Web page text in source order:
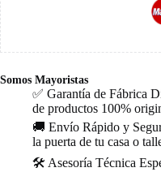
Somos Mayoristas
✅ Garantía de Fábrica
de productos 100%
🚚 Envío Rápido y
la puerta de tu casa o
🛠️ Asesoría Técnica